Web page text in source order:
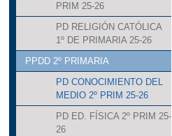
PRIM 25-26
PD RELIGIÓN CATÓLICA
1º DE PRIMARIA 25-26
PPDD 2º PRIMARIA
PD CONOCIMIENTO DEL
MEDIO 2º PRIM 25-26
PD ED. FÍSICA 2º PRIM 25-
26